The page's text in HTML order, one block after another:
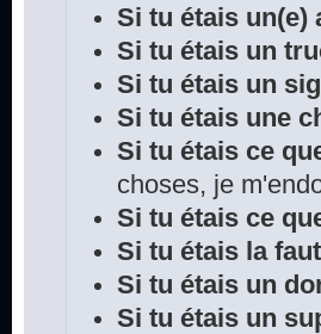
Si tu étais un(e)
Si tu étais un
Si tu étais un
Si tu étais une
Si tu étais ce
choses, je
Si tu étais ce
Si tu étais la
Si tu étais un
Si tu étais un